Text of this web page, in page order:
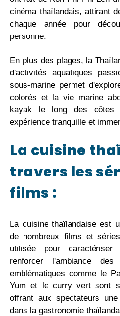
cinéma thaïlandais, attirant
chaque année pour
personne.
En plus des plages, la
d'activités aquatiques
sous-marine permet
colorés et la vie marine
kayak le long des côtes
expérience tranquille et
La cuisine
travers les
films :
La cuisine thaïlandaise est
de nombreux films et
utilisée pour
renforcer l'ambiance
emblématiques comme le
Yum et le curry vert sont
offrant aux spectateurs
dans la gastronomie